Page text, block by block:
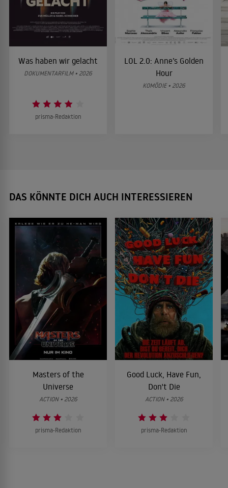
Was haben wir gelacht
DOKUMENTARFILM • 2026
prisma-Redaktion
LOL 2.0: Anne’s Golden
Hour
KOMÖDIE • 2026
DAS KÖNNTE DICH AUCH INTERESSIEREN
Masters of the
Universe
ACTION • 2026
prisma-Redaktion
Good Luck, Have Fun,
Don't Die
ACTION • 2026
prisma-Redaktion